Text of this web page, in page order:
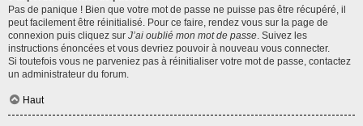
Pas de panique ! Bien que votre mot de passe ne puisse pas être récupéré, il
peut facilement être réinitialisé. Pour ce faire, rendez vous sur la page de
connexion puis cliquez sur J’ai oublié mon mot de passe. Suivez les
instructions énoncées et vous devriez pouvoir à nouveau vous connecter.
Si toutefois vous ne parveniez pas à réinitialiser votre mot de passe, contactez
un administrateur du forum.
Haut